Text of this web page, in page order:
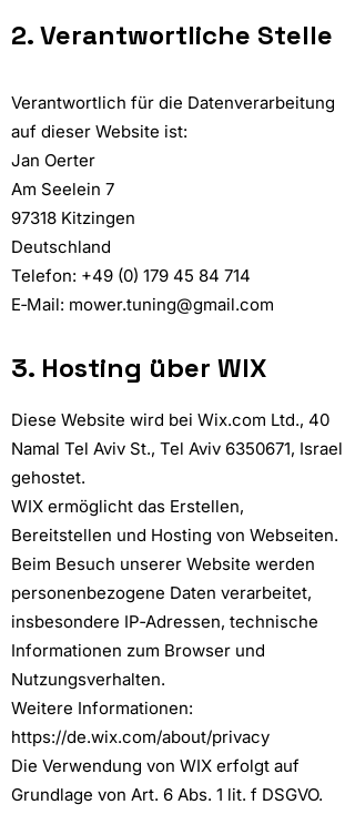
2. Verantwortliche Stelle
Verantwortlich für die Datenverarbeitung
auf dieser Website ist:
Jan Oerter
Am Seelein 7
97318 Kitzingen
Deutschland
Telefon: +49 (0) 179 45 84 714
E‑Mail: mower.tuning@gmail.com
3. Hosting über WIX
Diese Website wird bei Wix.com Ltd., 40
Namal Tel Aviv St., Tel Aviv 6350671, Israel
gehostet.
WIX ermöglicht das Erstellen,
Bereitstellen und Hosting von Webseiten.
Beim Besuch unserer Website werden
personenbezogene Daten verarbeitet,
insbesondere IP‑Adressen, technische
Informationen zum Browser und
Nutzungsverhalten.
Weitere Informationen:
https://de.wix.com/about/privacy
Die Verwendung von WIX erfolgt auf
Grundlage von Art. 6 Abs. 1 lit. f DSGVO.